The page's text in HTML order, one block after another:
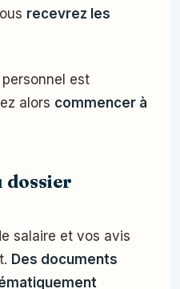
recevrez les
personnel est
alors commencer à
salaire et vos avis
Des documents